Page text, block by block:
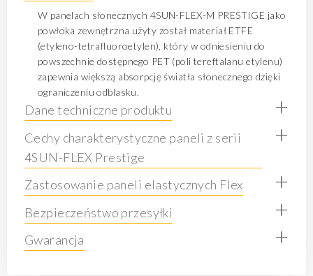
W panelach słonecznych 4SUN-FLEX-M PRESTIGE jako
powłoka zewnętrzna użyty został materiał ETFE
(etyleno-tetrafluoroetylen), który w odniesieniu do
powszechnie dostępnego PET (poli tereftalanu etylenu)
zapewnia większą absorpcję światła słonecznego dzięki
ograniczeniu odblasku.
Dane techniczne produktu +
Cechy charakterystyczne paneli z serii
4SUN-FLEX Prestige
+
Zastosowanie paneli elastycznych Flex +
Bezpieczeństwo przesyłki +
Gwarancja +